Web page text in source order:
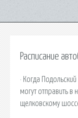
Расписание
· Когда
могут отправить в
щелковскому